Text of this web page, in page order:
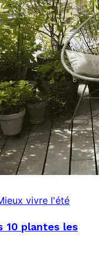
vivre l'été
10 plantes les